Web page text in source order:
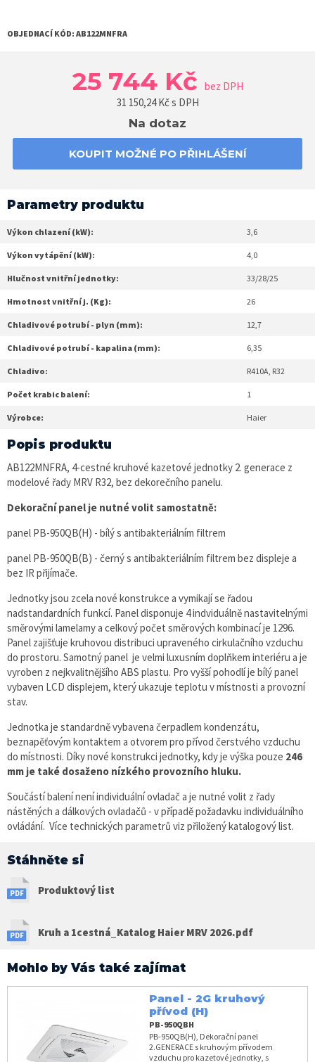
OBJEDNACÍ KÓD: AB122MNFRA
25 744 Kč bez DPH
31 150,24Kč s DPH
Na dotaz
KOUPIT MOŽNÉ PO PŘIHLÁŠENÍ
Parametry produktu
Výkon chlazení (kW): 3,6
Výkon vytápění (kW): 4,0
Hlučnost vnitřní jednotky: 33/28/25
Hmotnost vnitřní j. (Kg): 26
Chladivové potrubí - plyn (mm): 12,7
Chladivové potrubí - kapalina (mm): 6,35
Chladivo: R410A, R32
Počet krabic balení: 1
Výrobce: Haier
Popis produktu
AB122MNFRA, 4-cestné kruhové kazetové jednotky 2. generace z
modelové řady MRV R32, bez dekorečního panelu.
Dekorační panel je nutné volit samostatně:
panel PB-950QB(H) - bílý s antibakteriálním filtrem
panel PB-950QB(B) - černý s antibakteriálním filtrem bez displeje a
bez IR přijímače.
Jednotky jsou zcela nové konstrukce a vymikají se řadou
nadstandardních funkcí. Panel disponuje 4 indviduálně nastavitelnými
směrovými lamelamy a celkový počet směrových kombinací je 1296.
Panel zajišťuje kruhovou distribuci upraveného cirkulačního vzduchu
do prostoru. Samotný panel je velmi luxusním doplňkem interiéru a je
vyroben z nejkvalitnějšího ABS plastu. Pro vyšší pohodlí je bílý panel
vybaven LCD displejem, který ukazuje teplotu v místnosti a provozní
stav.
Jednotka je standardně vybavena čerpadlem kondenzátu,
beznapěťovým kontaktem a otvorem pro přívod čerstvého vzduchu
do místnosti. Díky nové konstrukci jednotky, kdy je výška pouze 246
mm je také dosaženo nízkého provozního hluku.
Součástí balení není individuální ovladač a je nutné volit z řady
nástěných a dálkových ovladačů - v případě požadavku individuálního
ovládání. Více technických parametrů viz přiložený katalogový list.
Stáhněte si
Produktový list
Kruh a 1cestná_Katalog Haier MRV 2026.pdf
Mohlo by Vás také zajímat
Panel - 2G kruhový
přívod (H)
PB-950QBH
PB-950QB(H), Dekorační panel
2.GENERACE s kruhovým přívodem
vzduchu pro kazetové jednotky, s